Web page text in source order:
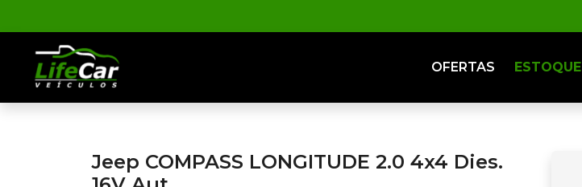
OFERTAS ESTOQUE
Jeep COMPASS LONGITUDE 2.0 4x4 Dies.